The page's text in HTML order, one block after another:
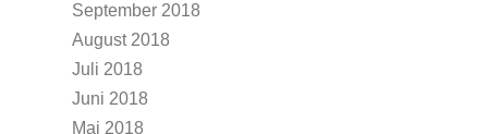
September 2018
August 2018
Juli 2018
Juni 2018
Mai 2018